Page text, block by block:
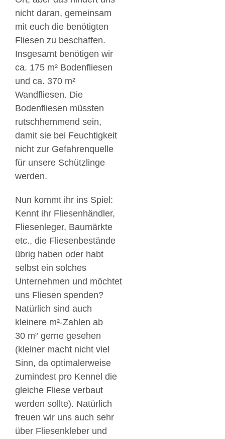
nicht daran, gemeinsam
mit euch die benötigten
Fliesen zu beschaffen.
Insgesamt benötigen wir
ca. 175 m² Bodenfliesen
und ca. 370 m²
Wandfliesen. Die
Bodenfliesen müssten
rutschhemmend sein,
damit sie bei Feuchtigkeit
nicht zur Gefahrenquelle
für unsere Schützlinge
werden.
Nun kommt ihr ins Spiel:
Kennt ihr Fliesenhändler,
Fliesenleger, Baumärkte
etc., die Fliesenbestände
übrig haben oder habt
selbst ein solches
Unternehmen und möchtet
uns Fliesen spenden?
Natürlich sind auch
kleinere m²-Zahlen ab
30 m² gerne gesehen
(kleiner macht nicht viel
Sinn, da optimalerweise
zumindest pro Kennel die
gleiche Fliese verbaut
werden sollte). Natürlich
freuen wir uns auch sehr
über Fliesenkleber und